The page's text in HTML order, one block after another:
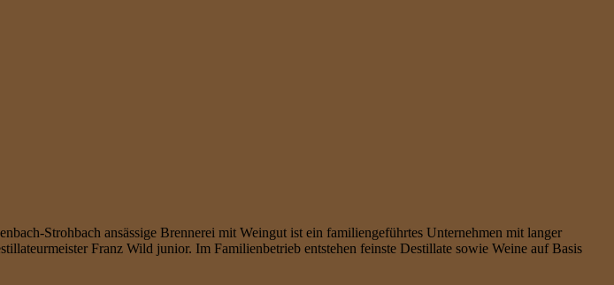
Strohbach ansässige Brennerei mit Weingut ist ein familiengeführtes Unternehmen mit langer
Franz Wild junior. Im Familienbetrieb entstehen feinste Destillate sowie Weine auf Basis